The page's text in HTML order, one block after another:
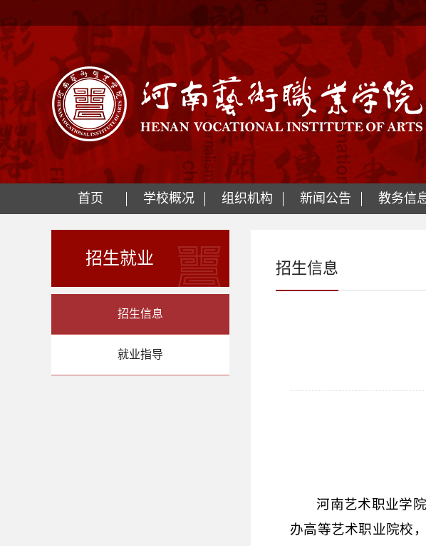
首页 学校概况 组织机构 新闻公告 教务信
招生就业
招生信息
就业指导
招生信息
河南艺术职业学
办高等艺术职业院校